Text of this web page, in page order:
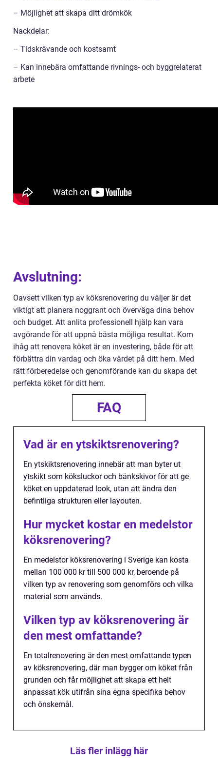
– Möjlighet att skapa ditt drömkök
Nackdelar:
– Tidskrävande och kostsamt
– Kan innebära omfattande rivnings- och byggrelaterat
arbete
Avslutning:
Oavsett vilken typ av köksrenovering du väljer är det
viktigt att planera noggrant och överväga dina behov
och budget. Att anlita professionell hjälp kan vara
avgörande för att uppnå bästa möjliga resultat. Kom
ihåg att renovera köket är en investering, både för att
förbättra din vardag och öka värdet på ditt hem. Med
rätt förberedelse och genomförande kan du skapa det
perfekta köket för ditt hem.
FAQ
Vad är en ytskiktsrenovering?
En ytskiktsrenovering innebär att man byter ut
ytskikt som köksluckor och bänkskivor för att ge
köket en uppdaterad look, utan att ändra den
befintliga strukturen eller layouten.
Hur mycket kostar en medelstor
köksrenovering?
En medelstor köksrenovering i Sverige kan kosta
mellan 100 000 kr till 500 000 kr, beroende på
vilken typ av renovering som genomförs och vilka
material som används.
Vilken typ av köksrenovering är
den mest omfattande?
En totalrenovering är den mest omfattande typen
av köksrenovering, där man bygger om köket från
grunden och får möjlighet att skapa ett helt
anpassat kök utifrån sina egna specifika behov
och önskemål.
Läs fler inlägg här